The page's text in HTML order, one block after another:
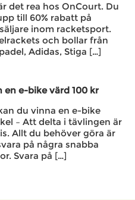
det rea hos OnCourt. Du
till 60% rabatt på
inom racketsport.
och bollar från
Adidas, Stiga […]
en e-bike värd 100 kr
du vinna en e-bike
– Att delta i tävlingen är
Allt du behöver göra är
på några snabba
Svara på […]